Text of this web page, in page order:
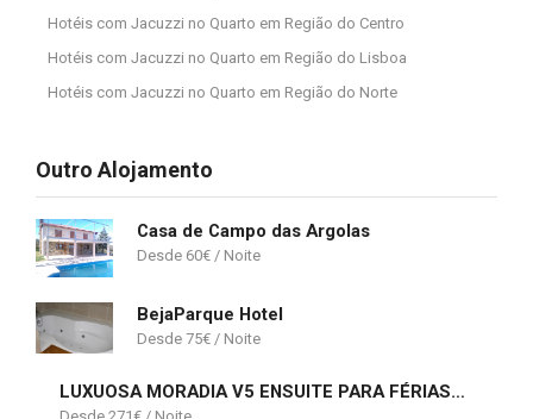
Hotéis com Jacuzzi no Quarto em Região do Centro
Hotéis com Jacuzzi no Quarto em Região do Lisboa
Hotéis com Jacuzzi no Quarto em Região do Norte
Outro Alojamento
Casa de Campo das Argolas
60€
BejaParque Hotel
75€
LUXUOSA MORADIA V5 ENSUITE PARA FÉRIAS EM QUARTEIRA